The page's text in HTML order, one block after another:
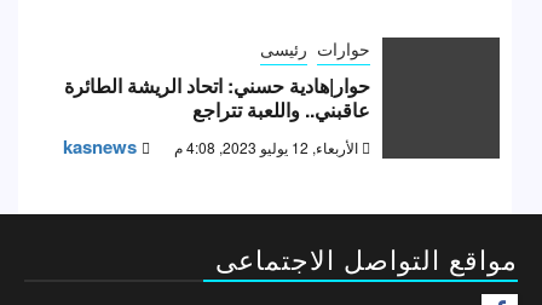
حوارات رئيسى
حوار|هادية حسني: اتحاد الريشة الطائرة
عاقبني.. واللعبة تتراجع
الأربعاء, 12 يوليو 2023, 4:08 م kasnews
مواقع التواصل الاجتماعى